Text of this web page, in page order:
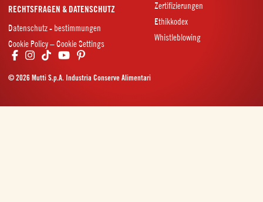
Zertifizierungen
Ethikkodex
Whistleblowing
RECHTSFRAGEN & DATENSCHUTZ
Datenschutz - bestimmungen
Cookie Policy – Cookie Settings
© 2026 Mutti S.p.A. Industria Conserve Alimentari